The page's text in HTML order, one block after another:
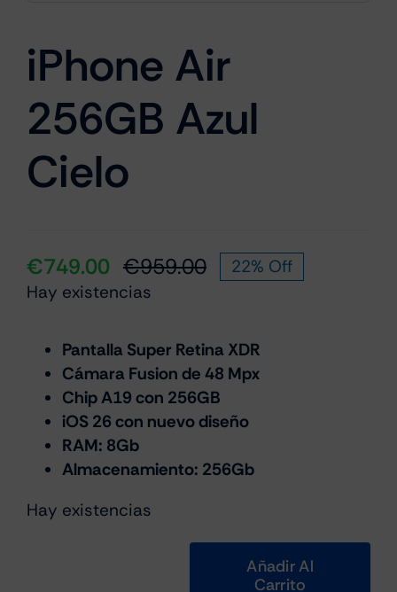
Marcas
iPhone Air
256GB Azul
Cielo
€959.00El
era:
€959.00.
€749.00
El
es:
€749.00.
22% Off
Hay existencias
Pantalla Super Retina XDR
Cámara Fusion de 48 Mpx
Chip A19 con 256GB
iOS 26 con nuevo diseño
RAM: 8Gb
Almacenamiento: 256Gb
Hay existencias
Añadir Al
Carrito